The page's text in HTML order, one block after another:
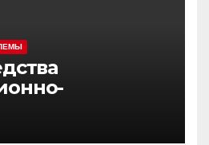
операций
сил Украины